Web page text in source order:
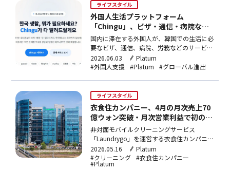
ライフスタイル
外国人生活プラットフォーム
「Chingu」、ビザ・通信・病院など
10言語で統合サポート
国内に滞在する外国人が、韓国での生活に必
要なビザ、通信、病院、労務などのサービス
を母国語で利用できる外国人専用生活プラッ
トフォーム「チング（Chingu）」が運営さ
ネシア語、ネパール語の計10言語に対応し
ている。
2026.06.03
Platum
#外国人支援 #Platum #グローバル進出
ライフスタイル
衣食住カンパニー、4月の月次売上70
億ウォン突破・月次営業利益で初の黒
字
非対面モバイルクリーニングサービス
「Laundrygo」を運営する衣食住カンパニー
が、4月に創業以来初の月次営業利益黒字を
達成。4月売上高は70億ウォンを突破し、
1〜4月累計売上は前年同期比10%増の225億
2026.05.16
Platum
#クリーニング #衣食住カンパニー
#Platum